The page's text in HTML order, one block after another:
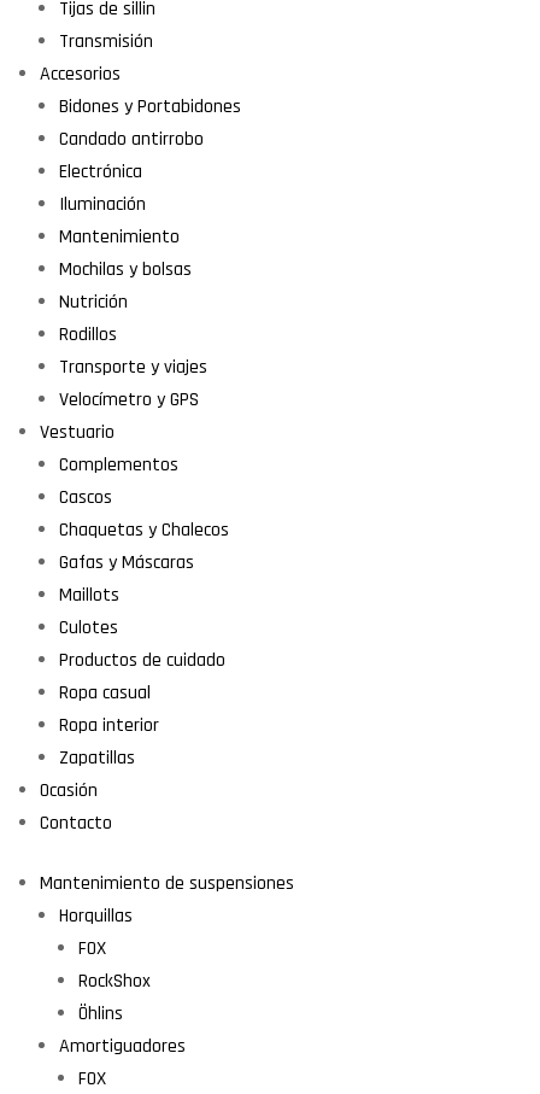
Tijas de sillin
Transmisión
Accesorios
Bidones y Portabidones
Candado antirrobo
Electrónica
Iluminación
Mantenimiento
Mochilas y bolsas
Nutrición
Rodillos
Transporte y viajes
Velocímetro y GPS
Vestuario
Complementos
Cascos
Chaquetas y Chalecos
Gafas y Máscaras
Maillots
Culotes
Productos de cuidado
Ropa casual
Ropa interior
Zapatillas
Ocasión
Contacto
Mantenimiento de suspensiones
Horquillas
FOX
RockShox
Öhlins
Amortiguadores
FOX